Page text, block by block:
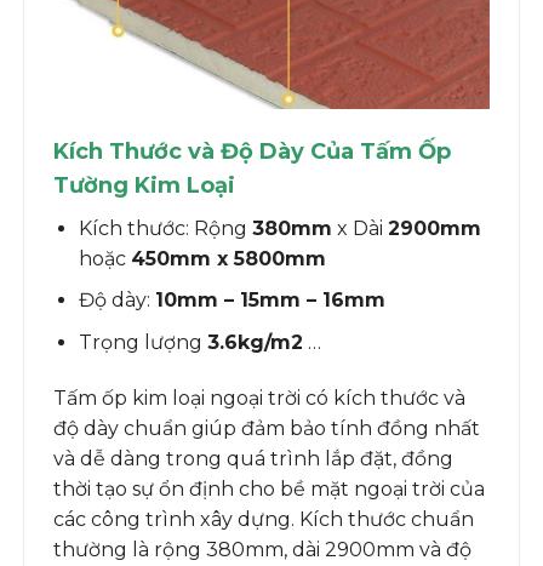
Kích Thước và Độ Dày Của Tấm Ốp
Tường Kim Loại
Kích thước: Rộng 380mm x Dài 2900mm
hoặc 450mm x 5800mm
Độ dày: 10mm – 15mm – 16mm
Trọng lượng 3.6kg/m2 …
Tấm ốp kim loại ngoại trời có kích thước và
độ dày chuẩn giúp đảm bảo tính đồng nhất
và dễ dàng trong quá trình lắp đặt, đồng
thời tạo sự ổn định cho bề mặt ngoại trời của
các công trình xây dựng. Kích thước chuẩn
thường là rộng 380mm, dài 2900mm và độ